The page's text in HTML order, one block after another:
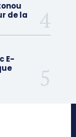
de la
E-